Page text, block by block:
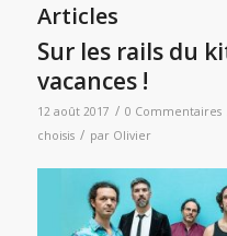
Articles
Sur les rails du
vacances !
12 août 2017 / 0 Commentaires
choisis / par Olivier